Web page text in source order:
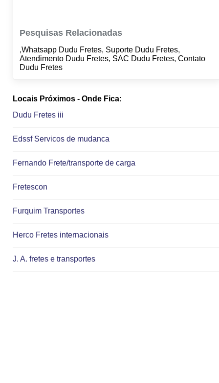
Pesquisas Relacionadas
,Whatsapp Dudu Fretes, Suporte Dudu Fretes,
Atendimento Dudu Fretes, SAC Dudu Fretes, Contato
Dudu Fretes
Locais Próximos - Onde Fica:
Dudu Fretes iii
Edssf Servicos de mudanca
Fernando Frete/transporte de carga
Fretescon
Furquim Transportes
Herco Fretes internacionais
J. A. fretes e transportes